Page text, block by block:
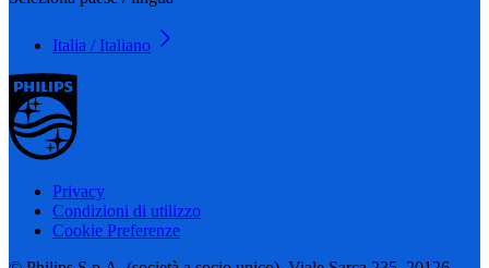
Italia / Italiano
Privacy
Condizioni di utilizzo
Cookie Preferenze